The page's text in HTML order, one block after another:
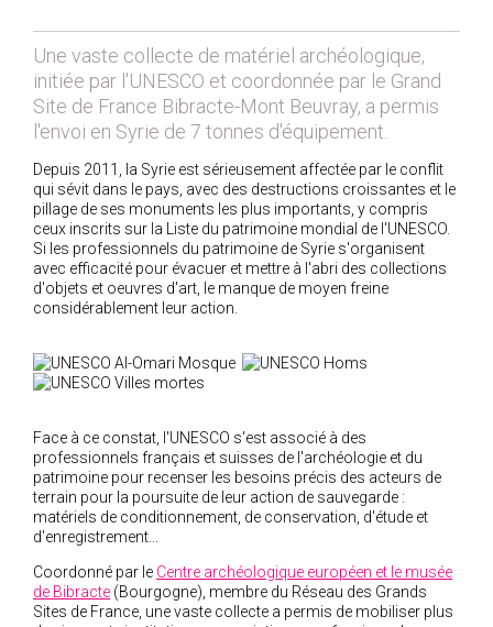
2017
2016
2012
2013
2011
2010
2009
2007
2005
2004
Une vaste collecte de matériel archéologique,
initiée par l'UNESCO et coordonnée par le Grand
Site de France Bibracte-Mont Beuvray, a permis
l'envoi en Syrie de 7 tonnes d'équipement.
Depuis 2011, la Syrie est sérieusement affectée par le conflit
qui sévit dans le pays, avec des destructions croissantes et le
pillage de ses monuments les plus importants, y compris
ceux inscrits sur la Liste du patrimoine mondial de l'UNESCO.
Si les professionnels du patrimoine de Syrie s'organisent
avec efficacité pour évacuer et mettre à l'abri des collections
d'objets et oeuvres d'art, le manque de moyen freine
considérablement leur action.
Face à ce constat, l'UNESCO s'est associé à des
professionnels français et suisses de l'archéologie et du
patrimoine pour recenser les besoins précis des acteurs de
terrain pour la poursuite de leur action de sauvegarde :
matériels de conditionnement, de conservation, d'étude et
d'enregistrement...
Coordonné par le Centre archéologique européen et le musée
de Bibracte (Bourgogne), membre du Réseau des Grands
Sites de France, une vaste collecte a permis de mobiliser plus